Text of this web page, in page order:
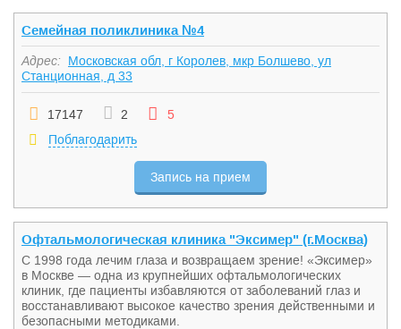
Семейная поликлиника №4
Адрес:
Московская обл, г Королев, мкр Болшево, ул
Станционная, д 33
17147 2
5
Поблагодарить
Запись на прием
Офтальмологическая клиника "Эксимер" (г.Москва)
С 1998 года лечим глаза и возвращаем зрение! «Эксимер»
в Москве — одна из крупнейших офтальмологических
клиник, где пациенты избавляются от заболеваний глаз и
восстанавливают высокое качество зрения действенными и
безопасными методиками.